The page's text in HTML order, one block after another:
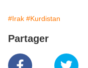
#Irak #Kurdistan
Partager